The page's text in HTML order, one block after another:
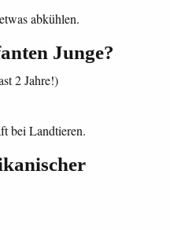
abkühlen.
Junge?
2 Jahre!)
bei Landtieren.